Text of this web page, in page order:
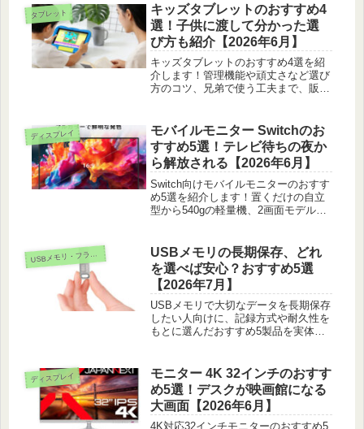
タブレット
キッズタブレットのおすすめ4
選！子供に渡して分かった選
び方も紹介【2026年6月】
キッズタブレットのおすすめ4選を紹
介します！管理機能や頑丈さなど選び
方のコツ、兄弟で使う工夫まで、販売
ディスプレイ
モバイルモニター Switchのお
すすめ5選！テレビ待ちの夜か
ら解放される【2026年6月】
Switch向けモバイルモニターのおすす
め5選を紹介します！置くだけの自立
型から540gの軽量機、2画面モデルま
びました。
U SBメモリ・フラッシュドライブ
USBメモリの長期保存、どれ
を選べば安心？おすすめ5選
【2026年7月】
USBメモリで大切なデータを長期保存
したい人向けに、記録方式や耐久性を
もとに選んだおすすめ5製品を実体験
ディスプレイ
モニター 4K 32インチのおすす
め5選！デスクが映画館になる
大画面【2026年6月】
4K対応32インチモニターのおすすめ5